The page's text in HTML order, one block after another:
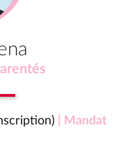
| Mandat